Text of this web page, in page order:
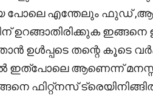
പോലെ എന്തേലും ഫുഡ്
ഉറങ്ങാതിരിക്കുക
ഉൾപ്പടെ തന്റെ കൂടെ
ആണെന്ന്
ഫിറ്റ്നസ്